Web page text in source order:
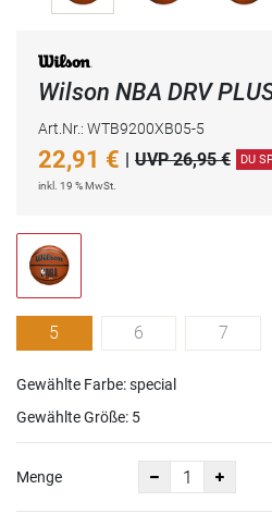
Wilson NBA DRV
Art.Nr.: WTB9200XB05-5
22,91 € | UVP 26,95 € DU
inkl. 19 % MwSt.
5 6 7
Gewählte Farbe: special
Gewählte Größe: 5
Menge